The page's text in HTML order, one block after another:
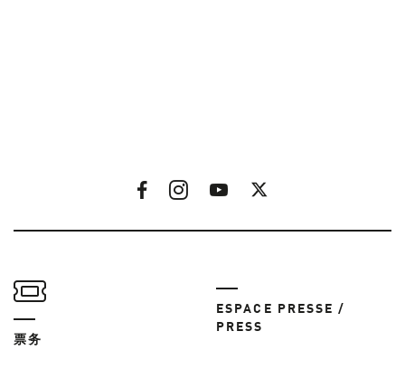
票务
ESPACE PRESSE /
PRESS